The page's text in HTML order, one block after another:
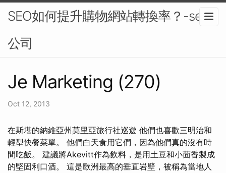
SEO如何提升購物網站轉換率？-seo
公司
Je Marketing (270)
Oct 12, 2013
在斯堪的納維亞州莫里亞旅行社巡遊 他們也喜歡三明治和
輕型快餐菜單。 他們白天食用它們，因為他們真的沒有時
間吃飯。 建議將Akevitt作為飲料，是用土豆和小茴香製成
的堅固利口酒。 這是歐洲最高的垂直岩壁，被稱為當地人